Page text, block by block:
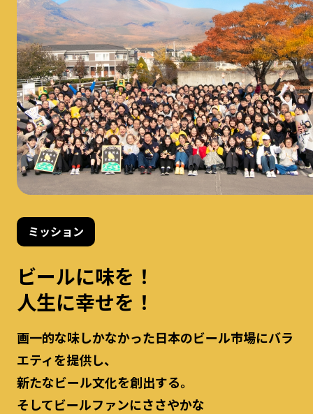
ミッション
ビールに味を！
人生に幸せを！
画一的な味しかなかった日本のビール市場にバラ
エティを提供し、
新たなビール文化を創出する。
そしてビールファンにささやかな